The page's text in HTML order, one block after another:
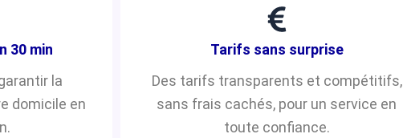
30 min
la
domicile en
Tarifs sans surprise
Des tarifs transparents et compétitifs,
sans frais cachés, pour un service en
toute confiance.